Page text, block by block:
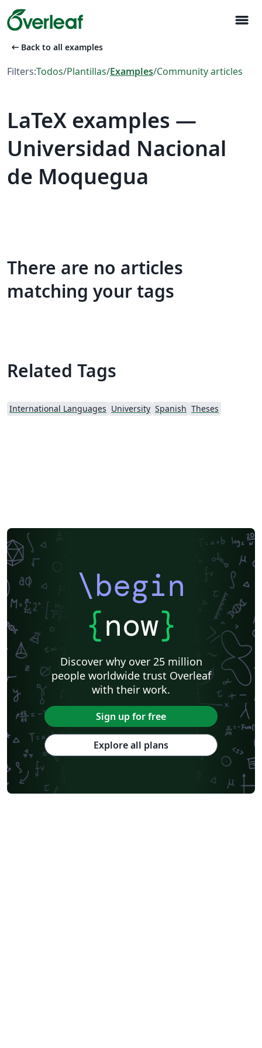
menu
arrow_left_alt Back to all examples
Filters:Todos/Plantillas/Examples/Community articles
LaTeX examples —
Universidad Nacional
de Moquegua
There are no articles
matching your tags
Related Tags
International Languages University Spanish Theses
\begin
{now}
Discover why over 25 million
people worldwide trust Overleaf
with their work.
Sign up for free
Explore all plans